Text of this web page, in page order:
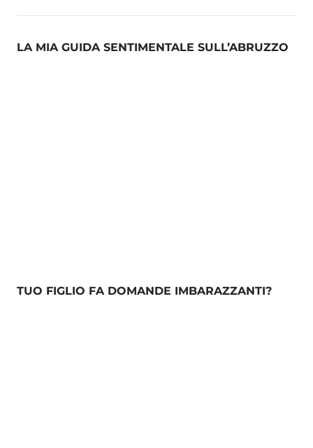
LA MIA GUIDA SENTIMENTALE SULL’ABRUZZO
TUO FIGLIO FA DOMANDE IMBARAZZANTI?